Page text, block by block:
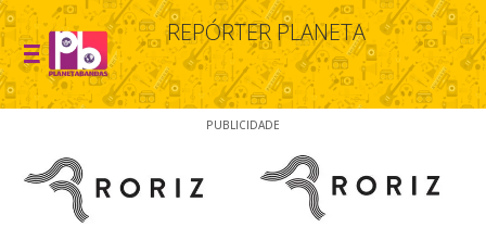
REPÓRTER PLANETA
PUBLICIDADE